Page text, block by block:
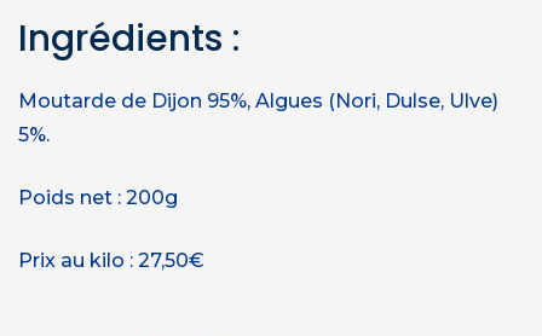
Ingrédients :
Moutarde de Dijon 95%, Algues (Nori, Dulse, Ulve)
5%.
Poids net : 200g
Prix au kilo : 27,50€